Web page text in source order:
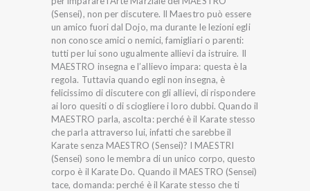
(Sensei), non per discutere. Il Maestro può essere
un amico fuori dal Dojo, ma durante le lezioni egli
non conosce amici o nemici, famigliari o parenti:
tutti per lui sono ugualmente allievi da istruire. Il
MAESTRO insegna e l’allievo impara: questa è la
regola. Tuttavia quando egli non insegna, è
felicissimo di discutere con gli allievi, di rispondere
ai loro quesiti o di sciogliere i loro dubbi. Quando il
MAESTRO parla, ascolta: perché è il Karate stesso
che parla attraverso lui, infatti che sarebbe il
Karate senza MAESTRO (Sensei)? I MAESTRI
(Sensei) sono le membra di un unico corpo, questo
corpo è il Karate Do. Quando il MAESTRO (Sensei)
tace, domanda: perché è il Karate stesso che ti